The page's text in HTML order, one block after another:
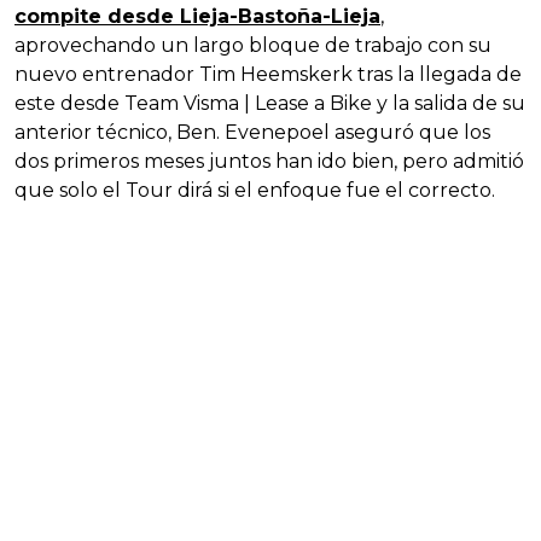
compite desde Lieja-Bastoña-Lieja,
aprovechando un largo bloque de trabajo con su
nuevo entrenador Tim Heemskerk tras la llegada de
este desde Team Visma | Lease a Bike y la salida de su
anterior técnico, Ben. Evenepoel aseguró que los
dos primeros meses juntos han ido bien, pero admitió
que solo el Tour dirá si el enfoque fue el correcto.